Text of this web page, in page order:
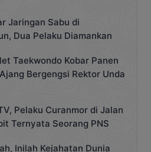
Jaringan Sabu di
Dua Pelaku Diamankan
Taekwondo Kobar Panen
Bergengsi Rektor Unda
Pelaku Curanmor di Jalan
Ternyata Seorang PNS
Inilah Kejahatan Dunia